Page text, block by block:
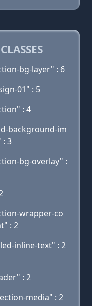
bg-layer" : 6
01" : 5
: 4
background-im
: 3
bg-overlay" :
wrapper-co
: 2
inline-text" : 2
: 2
media" : 2